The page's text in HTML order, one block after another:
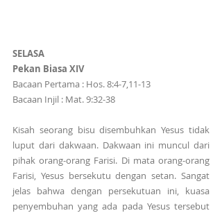
SELASA
Pekan Biasa XIV
Bacaan Pertama : Hos. 8:4-7,11-13
Bacaan Injil : Mat. 9:32-38
Kisah seorang bisu disembuhkan Yesus tidak
luput dari dakwaan. Dakwaan ini muncul dari
pihak orang-orang Farisi. Di mata orang-orang
Farisi, Yesus bersekutu dengan setan. Sangat
jelas bahwa dengan persekutuan ini, kuasa
penyembuhan yang ada pada Yesus tersebut